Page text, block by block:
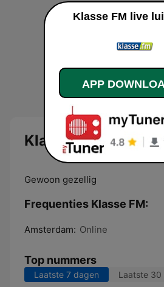
Klasse FM
Gewoon gezellig
Frequenties Klasse FM:
Amsterdam: Online
Top nummers
Laatste 7 dagen Laatste 30
Klasse FM live
APP